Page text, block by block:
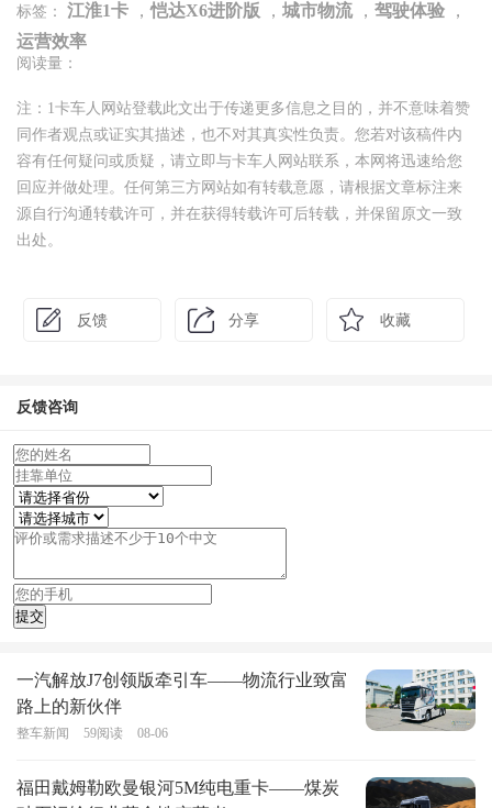
标签： 江淮1卡 ，恺达X6进阶版 ， 城市物流， 驾驶体验 ，
运营效率
阅读量：
注：1卡车人网站登载此文出于传递更多信息之目的，并不意味着赞
同作者观点或证实其描述，也不对其真实性负责。您若对该稿件内
容有任何疑问或质疑，请立即与卡车人网站联系，本网将迅速给您
回应并做处理。任何第三方网站如有转载意愿，请根据文章标注来
源自行沟通转载许可，并在获得转载许可后转载，并保留原文一致
出处。
反馈 分享 收藏
反馈咨询
一汽解放J7创领版牵引车——物流行业致富
路上的新伙伴
整车新闻 59阅读 08-06
福田戴姆勒欧曼银河5M纯电重卡——煤炭